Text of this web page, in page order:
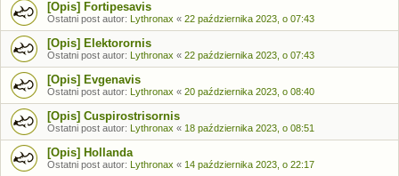
[Opis] Fortipesavis
Ostatni post autor: Lythronax « 22 października 2023, o 07:43
[Opis] Elektorornis
Ostatni post autor: Lythronax « 22 października 2023, o 07:43
[Opis] Evgenavis
Ostatni post autor: Lythronax « 20 października 2023, o 08:40
[Opis] Cuspirostrisornis
Ostatni post autor: Lythronax « 18 października 2023, o 08:51
[Opis] Hollanda
Ostatni post autor: Lythronax « 14 października 2023, o 22:17